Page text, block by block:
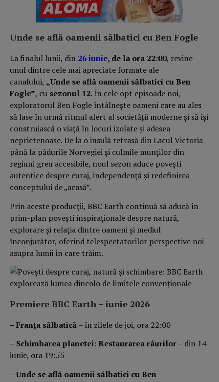
Unde se află oamenii sălbatici cu Ben Fogle
La finalul lunii, din 26 iunie, de la ora 22:00, revine
unul dintre cele mai apreciate formate ale
canalului, „Unde se află oamenii sălbatici cu Ben
Fogle”, cu sezonul 12. În cele opt episoade noi,
exploratorul Ben Fogle întâlnește oameni care au ales
să lase în urmă ritmul alert al societății moderne și să își
construiască o viață în locuri izolate și adesea
neprietenoase. De la o insulă retrasă din Lacul Victoria
până la pădurile Norvegiei și culmile munților din
regiuni greu accesibile, noul sezon aduce povești
autentice despre curaj, independență și redefinirea
conceptului de „acasă”.
Prin aceste producții, BBC Earth continuă să aducă în
prim-plan povești inspiraționale despre natură,
explorare și relația dintre oameni și mediul
înconjurător, oferind telespectatorilor perspective noi
asupra lumii în care trăim.
Premiere BBC Earth – iunie 2026
– Franța sălbatică– în zilele de joi, ora 22:00
– Schimbarea planetei: Restaurarea râurilor– din 14
iunie, ora 19:55
– Unde se află oamenii sălbatici cu Ben